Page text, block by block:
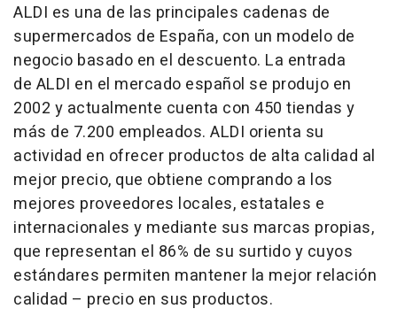
ALDI es una de las principales cadenas de
supermercados de España, con un modelo de
negocio basado en el descuento. La entrada
de ALDI en el mercado español se produjo en
2002 y actualmente cuenta con 450 tiendas y
más de 7.200 empleados. ALDI orienta su
actividad en ofrecer productos de alta calidad al
mejor precio, que obtiene comprando a los
mejores proveedores locales, estatales e
internacionales y mediante sus marcas propias,
que representan el 86% de su surtido y cuyos
estándares permiten mantener la mejor relación
calidad – precio en sus productos.